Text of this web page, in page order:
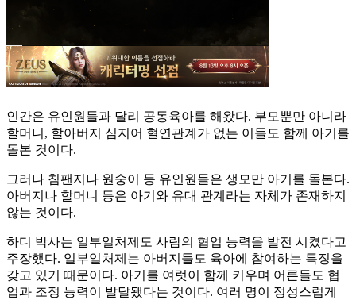
인간은 유인원들과 달리 공동육아를 해왔다. 부모뿐만 아니라
할머니, 할아버지 심지어 혈연관계가 없는 이들도 함께 아기를
돌본 것이다.
그러나 침팬지나 원숭이 등 유인원들은 생모만 아기를 돌본다.
아버지나 할머니 등은 아기와 유대 관계라는 자체가 존재하지
않는 것이다.
하디 박사는 일부일처제도 사람의 협업 능력을 발전 시켰다고
주장했다. 일부일처제는 아버지들도 육아에 참여하는 특징을
갖고 있기 때문이다. 아기를 여럿이 함께 키우며 어른들도 협
업과 조정 능력이 발달됐다는 것이다. 여러 명이 정성스럽게